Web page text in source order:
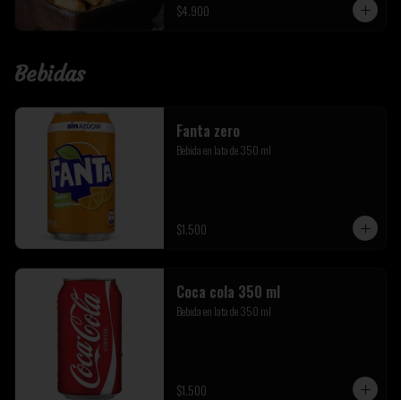
$4.900
Bebidas
Fanta zero
Bebida en lata de 350 ml
$1.500
Coca cola 350 ml
Bebida en lata de 350 ml
$1.500